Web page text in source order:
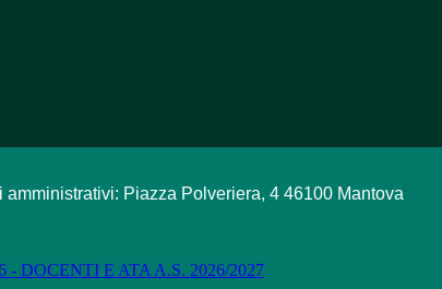
amministrativi: Piazza Polveriera, 4 46100 Mantova
DOCENTI E ATA A.S. 2026/2027